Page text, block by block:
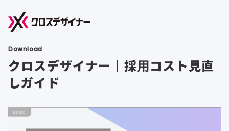
Download
クロスデザイナー｜採用コスト見直
しガイド